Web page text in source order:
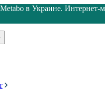
в Украине. Интернет-